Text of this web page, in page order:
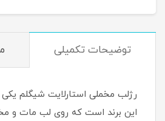
توضیحات تکمیلی
رژلب مخملی استارلایت شیگلم
این برند است که روی لب مات و